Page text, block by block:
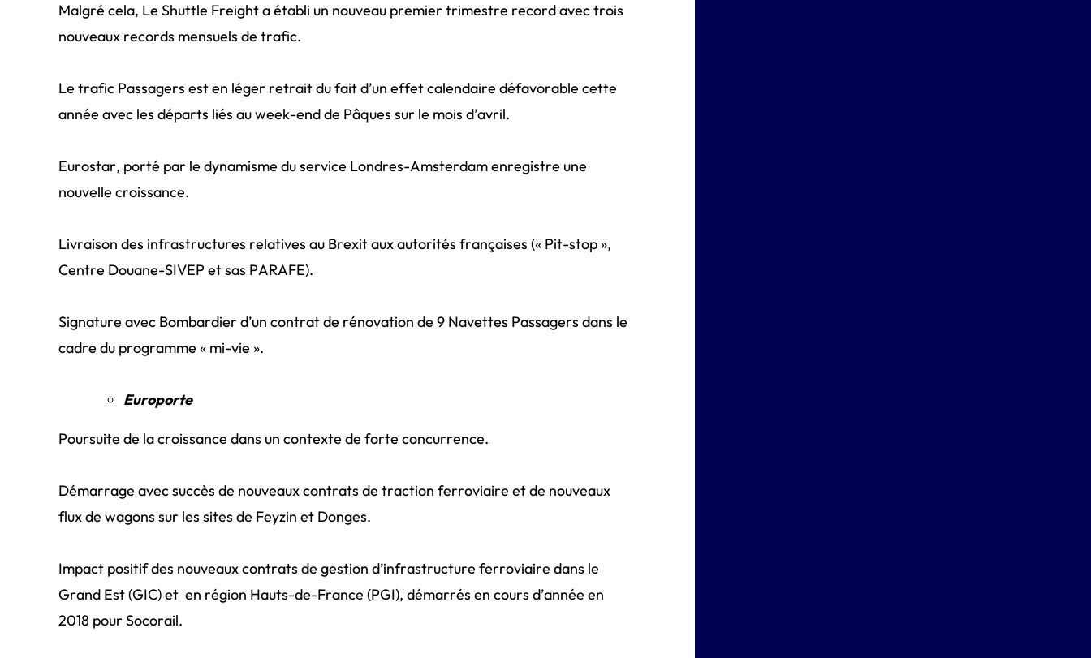
Malgré cela, Le Shuttle Freight a établi un nouveau premier trimestre record avec trois
nouveaux records mensuels de trafic.
Le trafic Passagers est en léger retrait du fait d’un effet calendaire défavorable cette
année avec les départs liés au week-end de Pâques sur le mois d’avril.
Eurostar, porté par le dynamisme du service Londres-Amsterdam enregistre une
nouvelle croissance.
Livraison des infrastructures relatives au Brexit aux autorités françaises (« Pit-stop »,
Centre Douane-SIVEP et sas PARAFE).
Signature avec Bombardier d’un contrat de rénovation de 9 Navettes Passagers dans le
cadre du programme « mi-vie ».
Europorte
Poursuite de la croissance dans un contexte de forte concurrence.
Démarrage avec succès de nouveaux contrats de traction ferroviaire et de nouveaux
flux de wagons sur les sites de Feyzin et Donges.
Impact positif des nouveaux contrats de gestion d’infrastructure ferroviaire dans le
Grand Est (GIC) et en région Hauts-de-France (PGI), démarrés en cours d’année en
2018 pour Socorail.